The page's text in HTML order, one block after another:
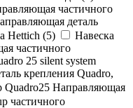
частичного
деталь
Hettich (5)
Навеска
частичного
25 silent system
крепления Quadro,
Quadro25 Направляющая
частичного